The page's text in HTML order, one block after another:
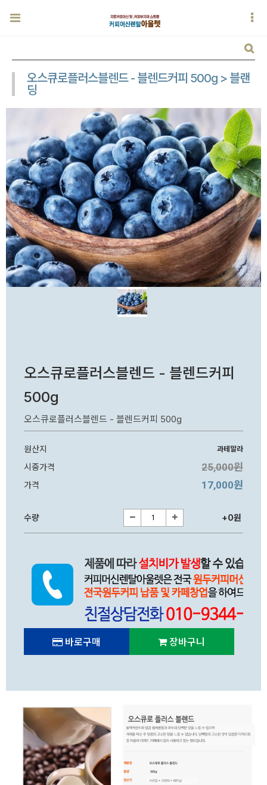
오스큐로플러스블렌드 - 블렌드커피 500g > 블랜
딩
오스큐로플러스블렌드 - 블렌드커피
500g
오스큐로플러스블렌드 - 블렌드커피 500g
원산지 과테말라
시중가격 25,000원
가격 17,000원
수량 +0원
바로구매 장바구니